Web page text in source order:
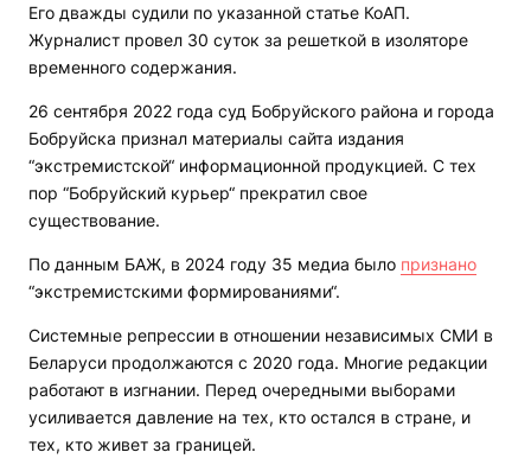
Его дважды судили по указанной статье КоАП.
Журналист провел 30 суток за решеткой в изоляторе
временного содержания.
26 сентября 2022 года суд Бобруйского района и города
Бобруйска признал материалы сайта издания
“экстремистской“ информационной продукцией. С тех
пор “Бобруйский курьер“ прекратил свое
существование.
По данным БАЖ, в 2024 году 35 медиа было признано
“экстремистскими формированиями“.
Системные репрессии в отношении независимых СМИ в
Беларуси продолжаются с 2020 года. Многие редакции
работают в изгнании. Перед очередными выборами
усиливается давление на тех, кто остался в стране, и
тех, кто живет за границей.